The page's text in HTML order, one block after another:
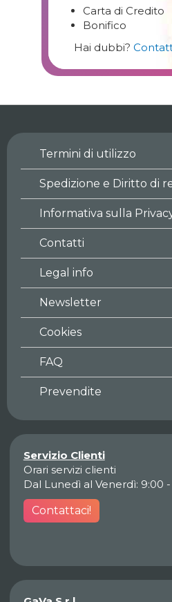
Carta di Credito
Bonifico
Hai dubbi?
Termini di utilizzo
Spedizione e Diritto di
Informativa sulla
Contatti
Legal info
Newsletter
Cookies
FAQ
Prevendite
Servizio Clienti
Orari servizi clienti
Dal Lunedì al Venerdì: 9:00 -
Contattaci!